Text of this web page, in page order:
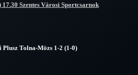
17.30 Szentes Városi Sportcsarnok
Tolna-Mözs 1-2 (1-0)